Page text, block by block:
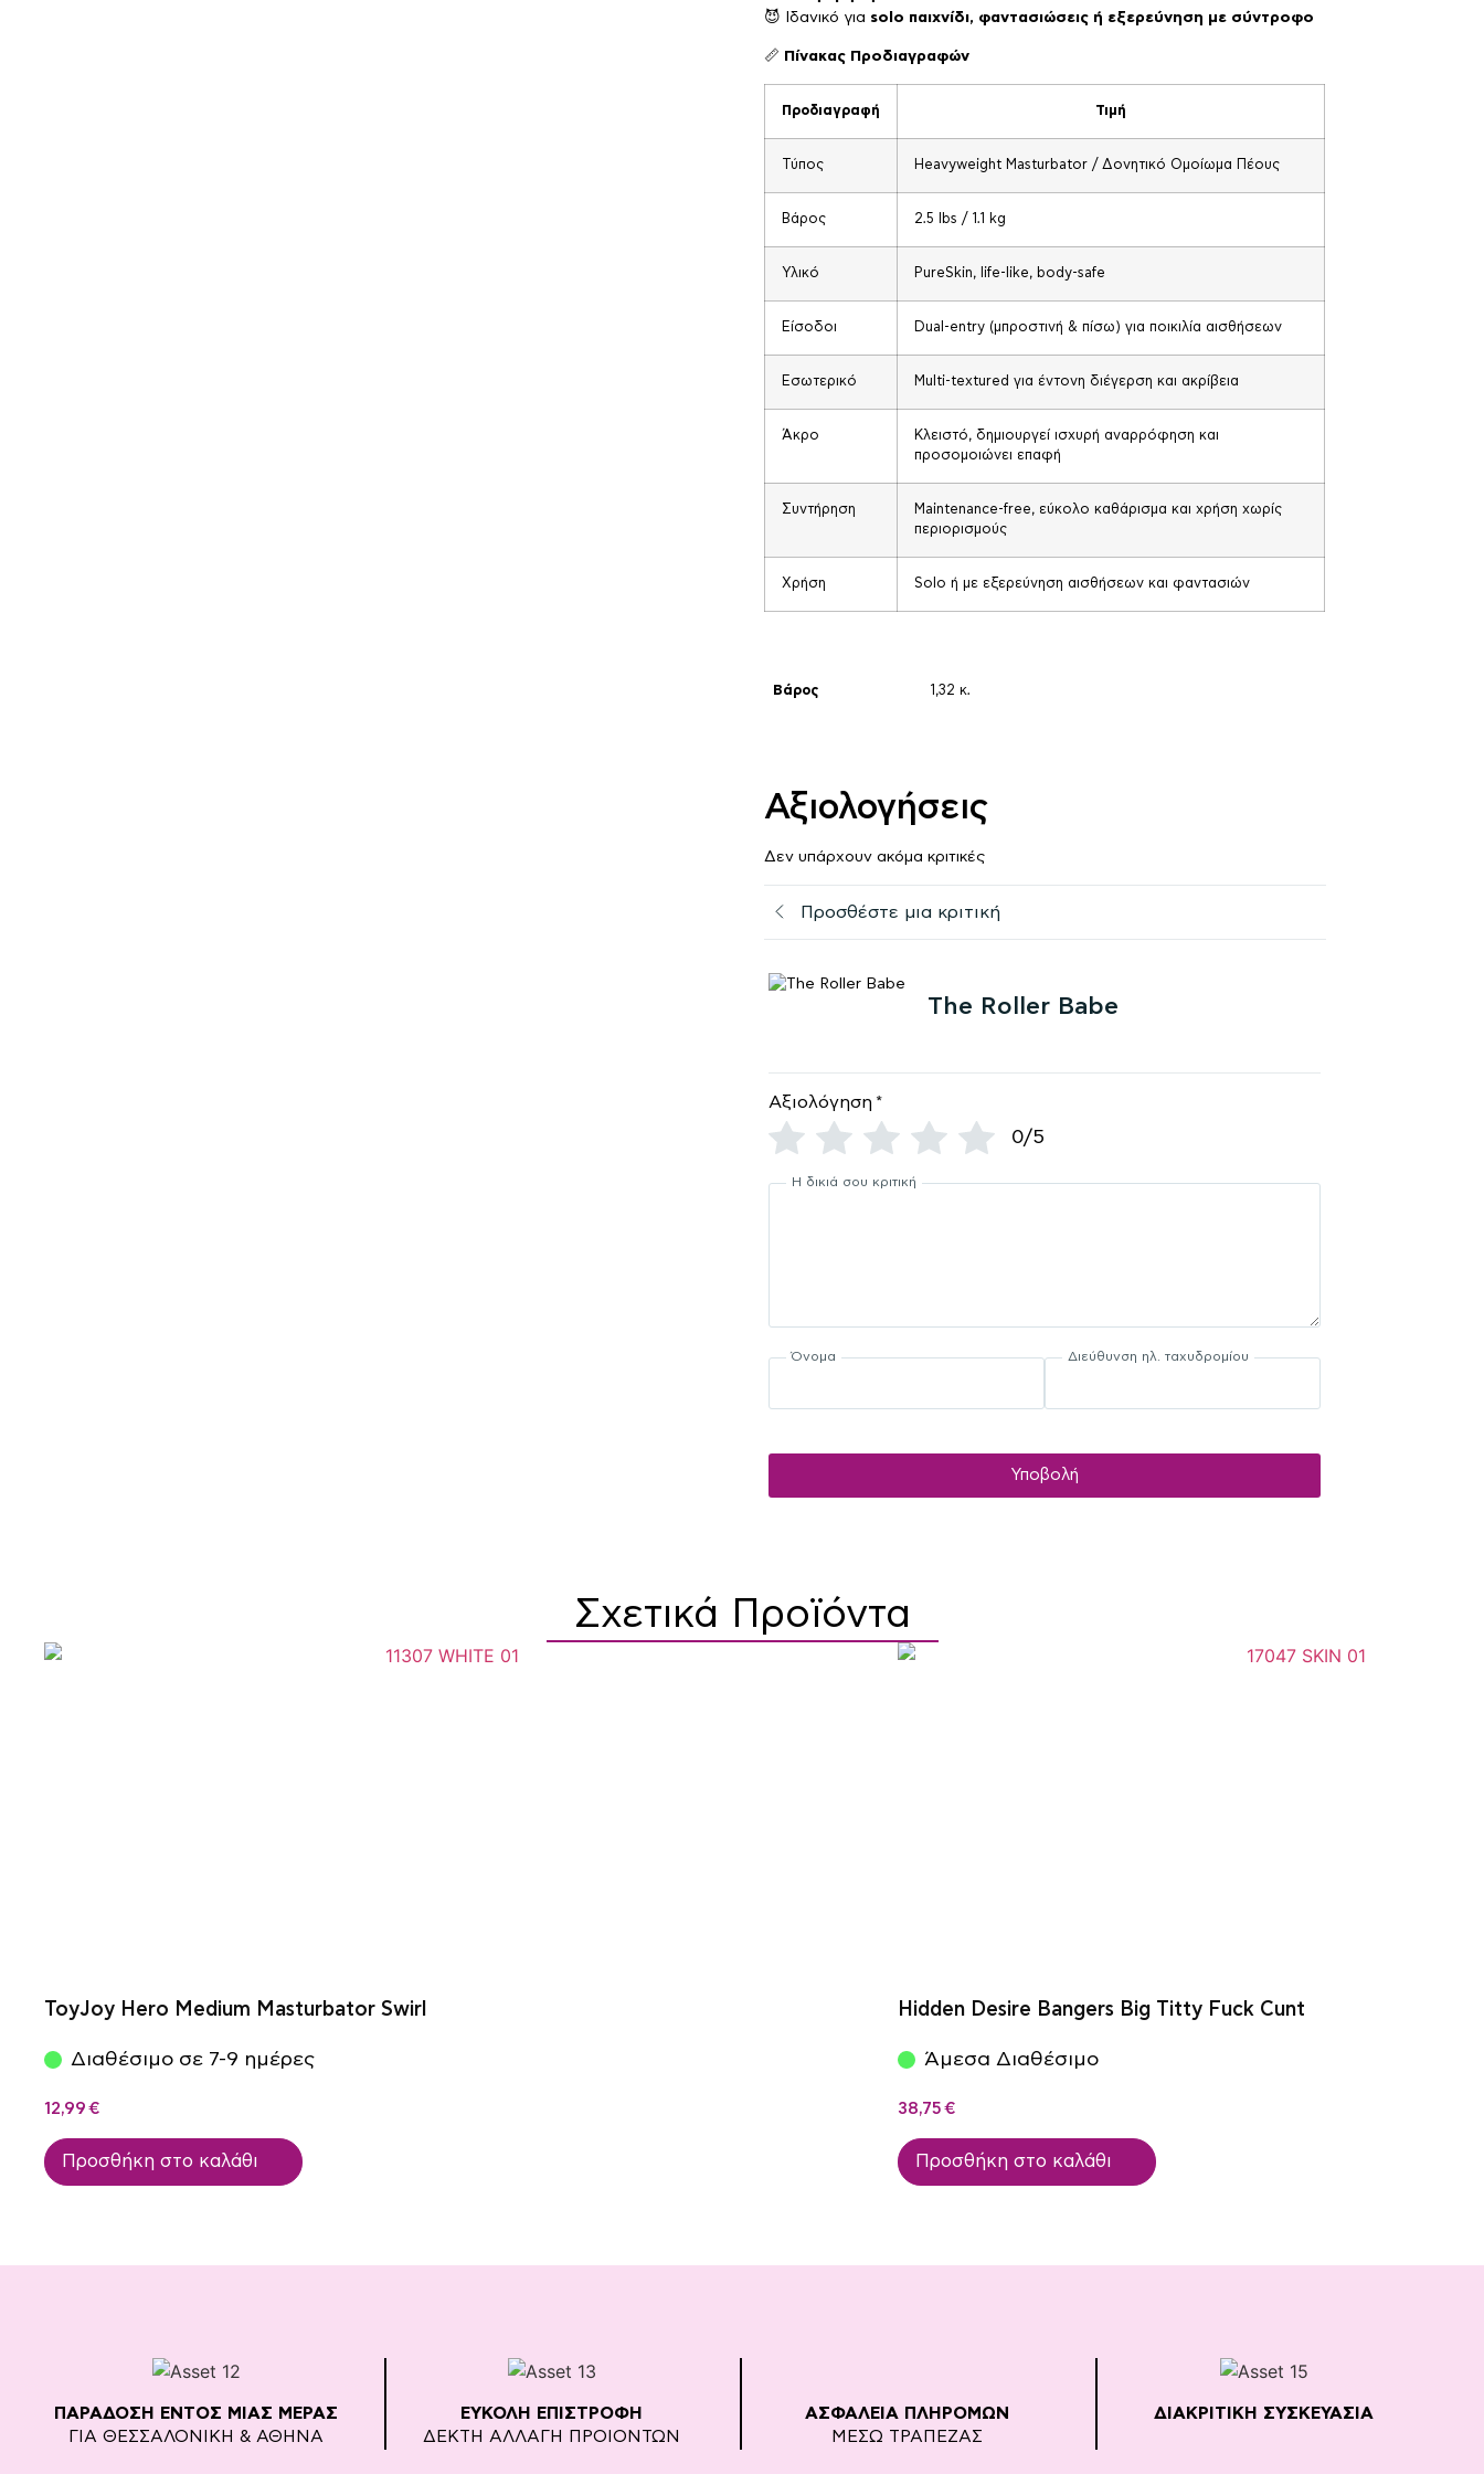
😈 Ιδανικό για solo παιχνίδι, φαντασιώσεις ή εξερεύνηση με σύντροφο
📏 Πίνακας Προδιαγραφών
Προδιαγραφή Τιμή
Τύπος Heavyweight Masturbator / Δονητικό Ομοίωμα Πέους
Βάρος 2.5 lbs / 1.1 kg
Υλικό PureSkin, life-like, body-safe
Είσοδοι Dual-entry (μπροστινή & πίσω) για ποικιλία αισθήσεων
Εσωτερικό Multi-textured για έντονη διέγερση και ακρίβεια
Άκρο
Κλειστό, δημιουργεί ισχυρή αναρρόφηση και
προσομοιώνει επαφή
Συντήρηση
Maintenance-free, εύκολο καθάρισμα και χρήση χωρίς
περιορισμούς
Χρήση Solo ή με εξερεύνηση αισθήσεων και φαντασιών
Βάρος 1,32 κ.
Αξιολογήσεις
Δεν υπάρχουν ακόμα κριτικές
Προσθέστε μια κριτική
The Roller Babe
Αξιολόγηση *
0/5
Η δικιά σου κριτική
Όνομα Διεύθυνση ηλ. ταχυδρομίου
Υποβολή
Σχετικά Προϊόντα
ToyJoy Hero Medium Masturbator Swirl
Διαθέσιμο σε 7-9 ημέρες
12,99 €
Προσθήκη στο καλάθι
Hidden Desire Bangers Big Titty Fuck Cunt
Άμεσα Διαθέσιμο
38,75 €
Προσθήκη στο καλάθι
ΠΑΡΑΔΟΣΗ ΕΝΤΟΣ ΜΙΑΣ ΜΕΡΑΣ
ΓΙΑ ΘΕΣΣΑΛΟΝΙΚΗ & ΑΘΗΝΑ
ΕΥΚΟΛΗ ΕΠΙΣΤΡΟΦΗ
ΔΕΚΤΗ ΑΛΛΑΓΗ ΠΡΟΙΟΝΤΩΝ
ΑΣΦΑΛΕΙΑ ΠΛΗΡΟΜΩΝ
ΜΕΣΩ ΤΡΑΠΕΖΑΣ
ΔΙΑΚΡΙΤΙΚΗ ΣΥΣΚΕΥΑΣΙΑ